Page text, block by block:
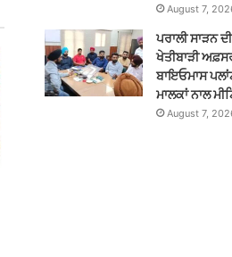
August 7,
ਪਰਾਲੀ ਸਾੜਨ
ਖੇਤੀਬਾੜੀ
ਬਾਇਓਮਾਸ
ਮਾਲਕਾਂ ਨਾਲ
August 7,